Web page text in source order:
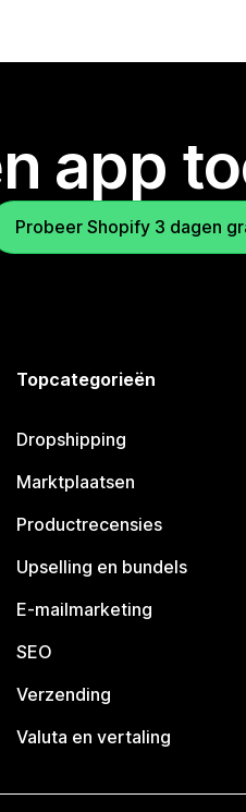
app
Probeer Shopify 3 dagen
Topcategorieën
Dropshipping
Marktplaatsen
Productrecensies
Upselling en bundels
E-mailmarketing
SEO
Verzending
Valuta en vertaling